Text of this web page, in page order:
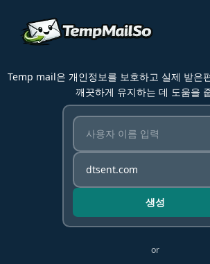
Temp mail은 개인정보를 보호하고 실제 받은
깨끗하게 유지하는 데 도움을
생성
or